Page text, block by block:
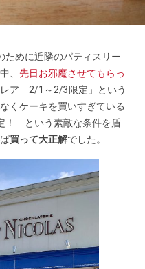
ために近隣のパティスリー
、 先日お邪魔させてもらっ
レア 2/1～2/3限定」という
くケーキを買いすぎている
！ という素敵な条件を盾
買って大正解でした。